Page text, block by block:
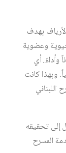
بهدف
وعضوية
وأداءً. أي
وبهذا كانت
اللبناني
إلى تحقيقه
المسرح